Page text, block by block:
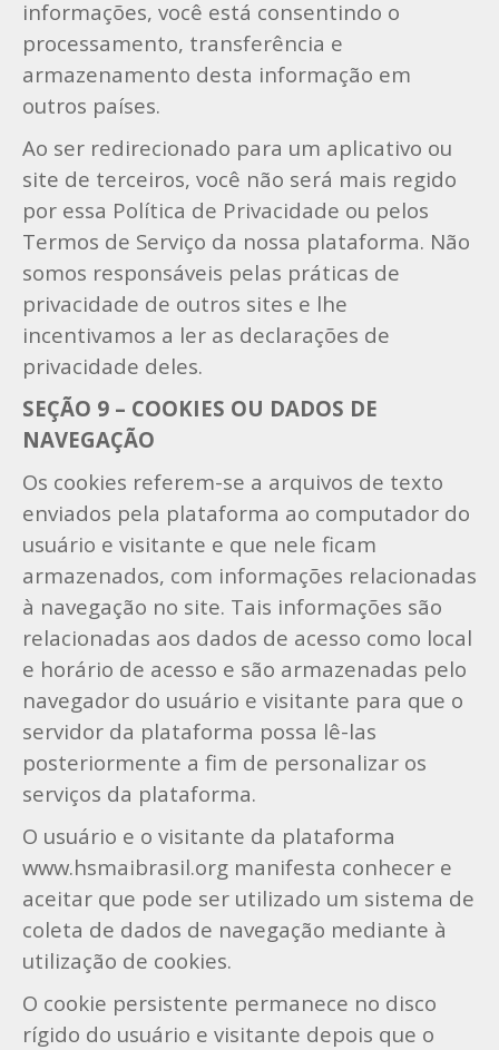
informações, você está consentindo o
processamento, transferência e
armazenamento desta informação em
outros países.
Ao ser redirecionado para um aplicativo ou
site de terceiros, você não será mais regido
por essa Política de Privacidade ou pelos
Termos de Serviço da nossa plataforma. Não
somos responsáveis pelas práticas de
privacidade de outros sites e lhe
incentivamos a ler as declarações de
privacidade deles.
SEÇÃO 9 – COOKIES OU DADOS DE
NAVEGAÇÃO
Os cookies referem-se a arquivos de texto
enviados pela plataforma ao computador do
usuário e visitante e que nele ficam
armazenados, com informações relacionadas
à navegação no site. Tais informações são
relacionadas aos dados de acesso como local
e horário de acesso e são armazenadas pelo
navegador do usuário e visitante para que o
servidor da plataforma possa lê-las
posteriormente a fim de personalizar os
serviços da plataforma.
O usuário e o visitante da plataforma
www.hsmaibrasil.org manifesta conhecer e
aceitar que pode ser utilizado um sistema de
coleta de dados de navegação mediante à
utilização de cookies.
O cookie persistente permanece no disco
rígido do usuário e visitante depois que o